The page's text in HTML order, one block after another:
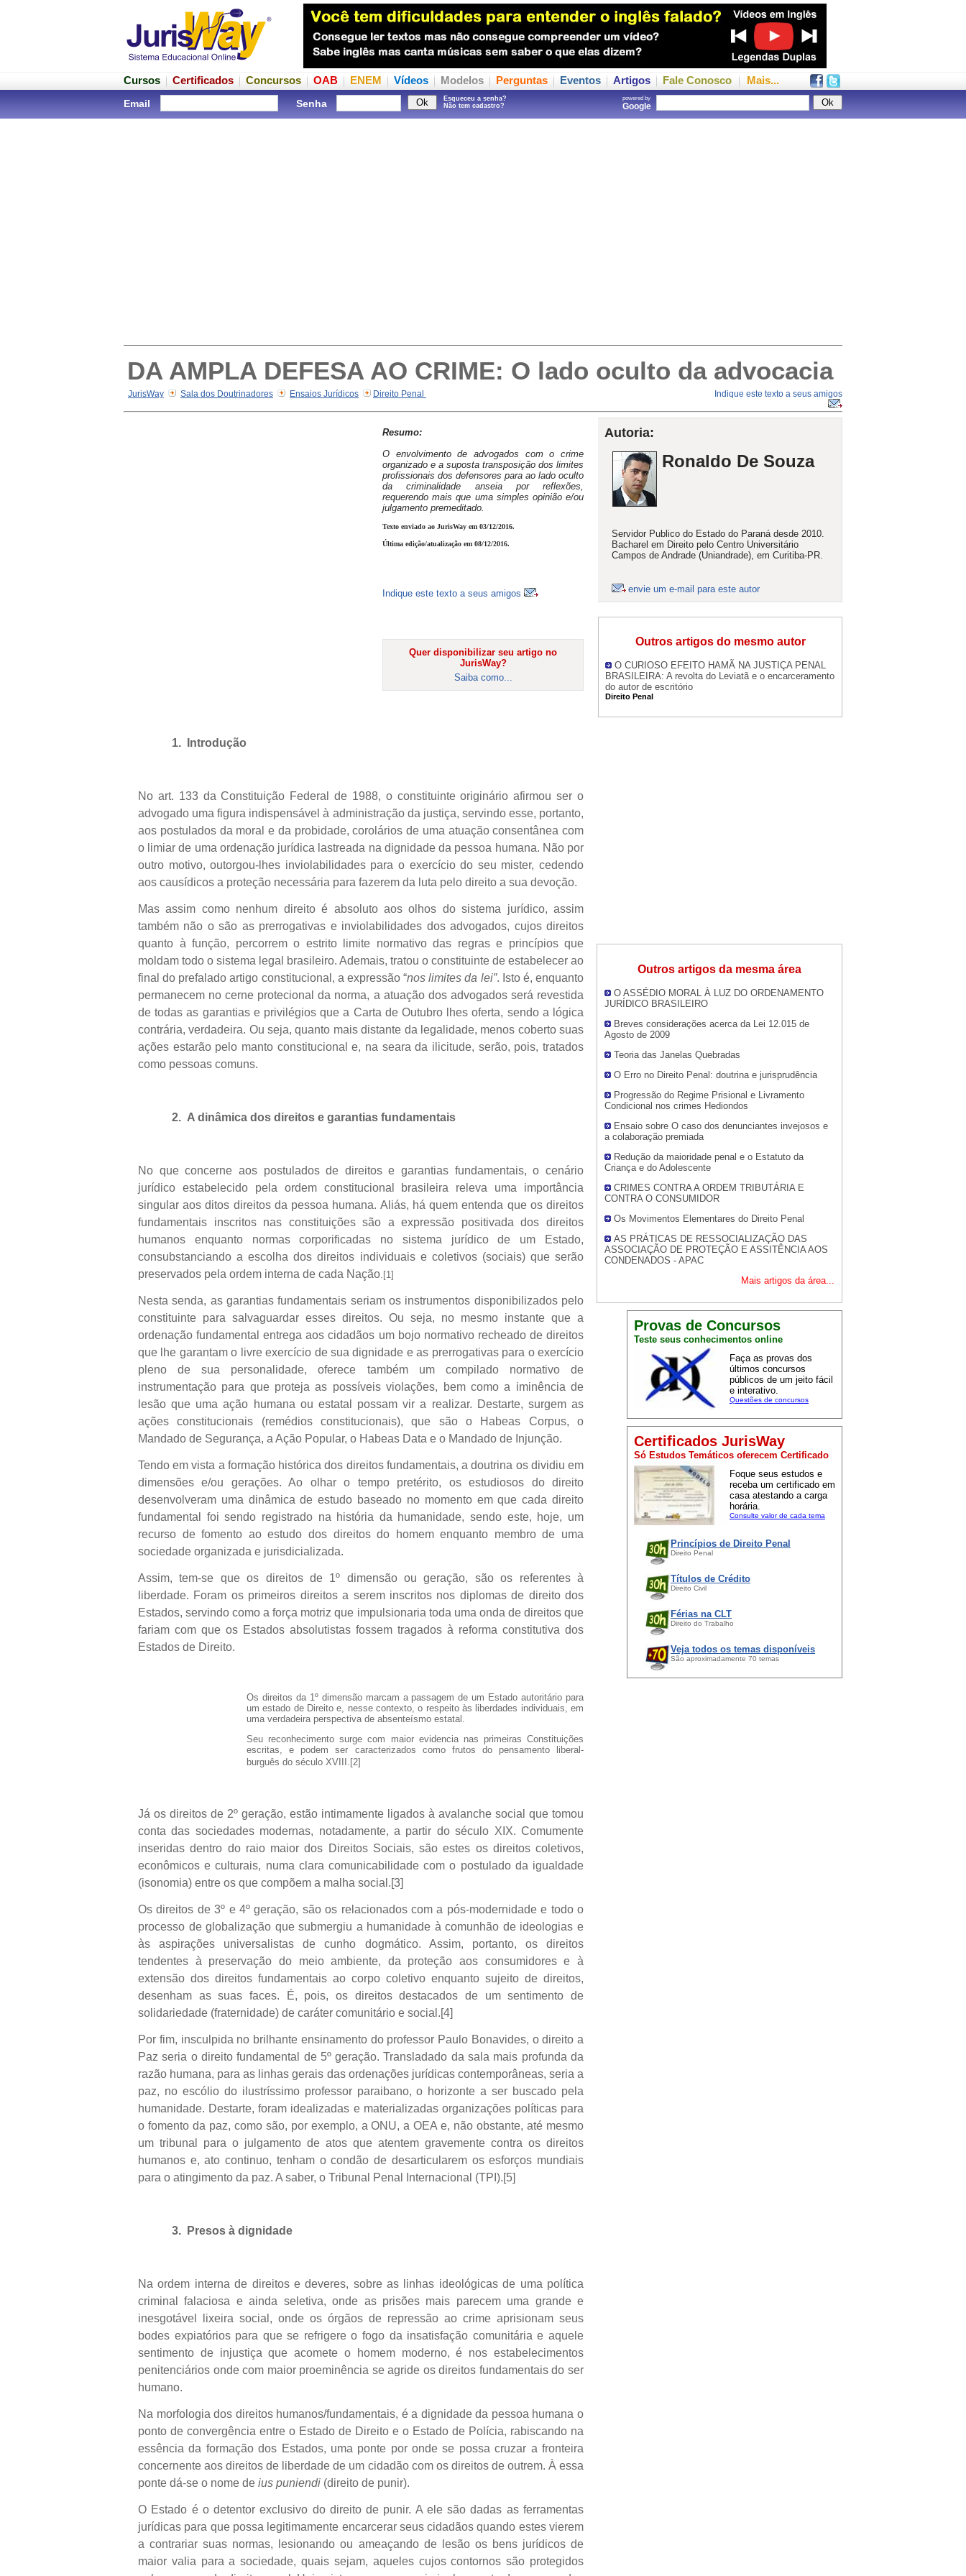
Cursos Certificados Concursos OAB ENEM Vídeos Modelos Perguntas Eventos Artigos Fale Conosco Mais...
Email Senha
Esqueceu a senha?
Não tem cadastro?
powered by
Google
DA AMPLA DEFESA AO CRIME: O lado oculto da advocacia
JurisWay Sala dos Doutrinadores Ensaios Jurídicos Direito Penal Indique este texto a seus amigos
Autoria:
Ronaldo De Souza
Servidor Publico do Estado do Paraná desde 2010.
Bacharel em Direito pelo Centro Universitário
Campos de Andrade (Uniandrade), em Curitiba-PR.
envie um e-mail para este autor
Outros artigos do mesmo autor
O CURIOSO EFEITO HAMÃ NA JUSTIÇA PENAL
BRASILEIRA: A revolta do Leviatã e o encarceramento
do autor de escritório
Direito Penal
Outros artigos da mesma área
O ASSÉDIO MORAL À LUZ DO ORDENAMENTO
JURÍDICO BRASILEIRO
Breves considerações acerca da Lei 12.015 de
Agosto de 2009
Teoria das Janelas Quebradas
O Erro no Direito Penal: doutrina e jurisprudência
Progressão do Regime Prisional e Livramento
Condicional nos crimes Hediondos
Ensaio sobre O caso dos denunciantes invejosos e
a colaboração premiada
Redução da maioridade penal e o Estatuto da
Criança e do Adolescente
CRIMES CONTRA A ORDEM TRIBUTÁRIA E
CONTRA O CONSUMIDOR
Os Movimentos Elementares do Direito Penal
AS PRÁTICAS DE RESSOCIALIZAÇÃO DAS
ASSOCIAÇÃO DE PROTEÇÃO E ASSITÊNCIA AOS
CONDENADOS - APAC
Mais artigos da área...
Provas de Concursos
Teste seus conhecimentos online
Faça as provas dos
últimos concursos
públicos de um jeito fácil
e interativo.
Questões de concursos
Certificados JurisWay
Só Estudos Temáticos oferecem Certificado
Foque seus estudos e
receba um certificado em
casa atestando a carga
horária.
Consulte valor de cada tema
Princípios de Direito Penal
Direito Penal
Títulos de Crédito
Direito Civil
Férias na CLT
Direito do Trabalho
Veja todos os temas disponíveis
São aproximadamente 70 temas
Resumo:
O envolvimento de advogados com o crime
organizado e a suposta transposição dos limites
profissionais dos defensores para ao lado oculto
da criminalidade anseia por reflexões,
requerendo mais que uma simples opinião e/ou
julgamento premeditado.
Texto enviado ao JurisWay em 03/12/2016.
Última edição/atualização em 08/12/2016.
Indique este texto a seus amigos
Quer disponibilizar seu artigo no
JurisWay?
Saiba como...
1. Introdução
No art. 133 da Constituição Federal de 1988, o constituinte originário afirmou ser o
advogado uma figura indispensável à administração da justiça, servindo esse, portanto,
aos postulados da moral e da probidade, corolários de uma atuação consentânea com
o limiar de uma ordenação jurídica lastreada na dignidade da pessoa humana. Não por
outro motivo, outorgou-lhes inviolabilidades para o exercício do seu mister, cedendo
aos causídicos a proteção necessária para fazerem da luta pelo direito a sua devoção.
Mas assim como nenhum direito é absoluto aos olhos do sistema jurídico, assim
também não o são as prerrogativas e inviolabilidades dos advogados, cujos direitos
quanto à função, percorrem o estrito limite normativo das regras e princípios que
moldam todo o sistema legal brasileiro. Ademais, tratou o constituinte de estabelecer ao
final do prefalado artigo constitucional, a expressão “nos limites da lei”. Isto é, enquanto
permanecem no cerne protecional da norma, a atuação dos advogados será revestida
de todas as garantias e privilégios que a Carta de Outubro lhes oferta, sendo a lógica
contrária, verdadeira. Ou seja, quanto mais distante da legalidade, menos coberto suas
ações estarão pelo manto constitucional e, na seara da ilicitude, serão, pois, tratados
como pessoas comuns.
2. A dinâmica dos direitos e garantias fundamentais
No que concerne aos postulados de direitos e garantias fundamentais, o cenário
jurídico estabelecido pela ordem constitucional brasileira releva uma importância
singular aos ditos direitos da pessoa humana. Aliás, há quem entenda que os direitos
fundamentais inscritos nas constituições são a expressão positivada dos direitos
humanos enquanto normas corporificadas no sistema jurídico de um Estado,
consubstanciando a escolha dos direitos individuais e coletivos (sociais) que serão
preservados pela ordem interna de cada Nação [1]
Nesta senda, as garantias fundamentais seriam os instrumentos disponibilizados pelo
constituinte para salvaguardar esses direitos. Ou seja, no mesmo instante que a
ordenação fundamental entrega aos cidadãos um bojo normativo recheado de direitos
que lhe garantam o livre exercício de sua dignidade e as prerrogativas para o exercício
pleno de sua personalidade, oferece também um compilado normativo de
instrumentação para que proteja as possíveis violações, bem como a iminência de
lesão que uma ação humana ou estatal possam vir a realizar. Destarte, surgem as
ações constitucionais (remédios constitucionais), que são o Habeas Corpus, o
Mandado de Segurança, a Ação Popular, o Habeas Data e o Mandado de Injunção.
Tendo em vista a formação histórica dos direitos fundamentais, a doutrina os dividiu em
dimensões e/ou gerações. Ao olhar o tempo pretérito, os estudiosos do direito
desenvolveram uma dinâmica de estudo baseado no momento em que cada direito
fundamental foi sendo registrado na história da humanidade, sendo este, hoje, um
recurso de fomento ao estudo dos direitos do homem enquanto membro de uma
sociedade organizada e jurisdicializada.
Assim, tem-se que os direitos de 1º dimensão ou geração, são os referentes à
liberdade. Foram os primeiros direitos a serem inscritos nos diplomas de direito dos
Estados, servindo como a força motriz que impulsionaria toda uma onda de direitos que
fariam com que os Estados absolutistas fossem tragados à reforma constitutiva dos
Estados de Direito.
Os direitos da 1º dimensão marcam a passagem de um Estado autoritário para
um estado de Direito e, nesse contexto, o respeito às liberdades individuais, em
uma verdadeira perspectiva de absenteísmo estatal.
Seu reconhecimento surge com maior evidencia nas primeiras Constituições
escritas, e podem ser caracterizados como frutos do pensamento liberal-
burguês do século XVIII. [2]
Já os direitos de 2º geração, estão intimamente ligados à avalanche social que tomou
conta das sociedades modernas, notadamente, a partir do século XIX. Comumente
inseridas dentro do raio maior dos Direitos Sociais, são estes os direitos coletivos,
econômicos e culturais, numa clara comunicabilidade com o postulado da igualdade
(isonomia) entre os que compõem a malha social.[3]
Os direitos de 3º e 4º geração, são os relacionados com a pós-modernidade e todo o
processo de globalização que submergiu a humanidade à comunhão de ideologias e
às aspirações universalistas de cunho dogmático. Assim, portanto, os direitos
tendentes à preservação do meio ambiente, da proteção aos consumidores e à
extensão dos direitos fundamentais ao corpo coletivo enquanto sujeito de direitos,
desenham as suas faces. É, pois, os direitos destacados de um sentimento de
solidariedade (fraternidade) de caráter comunitário e social.[4]
Por fim, insculpida no brilhante ensinamento do professor Paulo Bonavides, o direito a
Paz seria o direito fundamental de 5º geração. Transladado da sala mais profunda da
razão humana, para as linhas gerais das ordenações jurídicas contemporâneas, seria a
paz, no escólio do ilustríssimo professor paraibano, o horizonte a ser buscado pela
humanidade. Destarte, foram idealizadas e materializadas organizações políticas para
o fomento da paz, como são, por exemplo, a ONU, a OEA e, não obstante, até mesmo
um tribunal para o julgamento de atos que atentem gravemente contra os direitos
humanos e, ato continuo, tenham o condão de desarticularem os esforços mundiais
para o atingimento da paz. A saber, o Tribunal Penal Internacional (TPI).[5]
3. Presos à dignidade
Na ordem interna de direitos e deveres, sobre as linhas ideológicas de uma política
criminal falaciosa e ainda seletiva, onde as prisões mais parecem uma grande e
inesgotável lixeira social, onde os órgãos de repressão ao crime aprisionam seus
bodes expiatórios para que se refrigere o fogo da insatisfação comunitária e aquele
sentimento de injustiça que acomete o homem moderno, é nos estabelecimentos
penitenciários onde com maior proeminência se agride os direitos fundamentais do ser
humano.
Na morfologia dos direitos humanos/fundamentais, é a dignidade da pessoa humana o
ponto de convergência entre o Estado de Direito e o Estado de Polícia, rabiscando na
essência da formação dos Estados, uma ponte por onde se possa cruzar a fronteira
concernente aos direitos de liberdade de um cidadão com os direitos de outrem. À essa
ponte dá-se o nome de ius puniendi (direito de punir).
O Estado é o detentor exclusivo do direito de punir. A ele são dadas as ferramentas
jurídicas para que possa legitimamente encarcerar seus cidadãos quando estes vierem
a contrariar suas normas, lesionando ou ameaçando de lesão os bens jurídicos de
maior valia para a sociedade, quais sejam, aqueles cujos contornos são protegidos